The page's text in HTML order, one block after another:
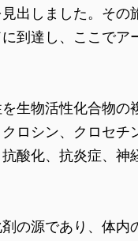
出しました。そ
到達し、ここで
生物活性化合物
ロシン、クロセ
酸化、抗炎症、
の源であり、体